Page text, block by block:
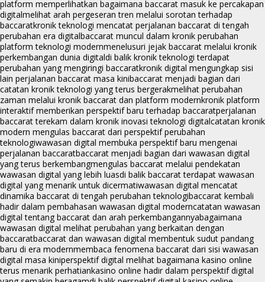
platform memperlihatkan bagaimana baccarat masuk ke percakapan
digitalmelihat arah pergeseran tren melalui sorotan terhadap
baccaratkronik teknologi mencatat perjalanan baccarat di tengah
perubahan era digitalbaccarat muncul dalam kronik perubahan
platform teknologi modernmenelusuri jejak baccarat melalui kronik
perkembangan dunia digitaldi balik kronik teknologi terdapat
perubahan yang mengiringi baccaratkronik digital mengungkap sisi
lain perjalanan baccarat masa kinibaccarat menjadi bagian dari
catatan kronik teknologi yang terus bergerakmelihat perubahan
zaman melalui kronik baccarat dan platform modernkronik platform
interaktif memberikan perspektif baru terhadap baccaratperjalanan
baccarat terekam dalam kronik inovasi teknologi digitalcatatan kronik
modern mengulas baccarat dari perspektif perubahan
teknologiwawasan digital membuka perspektif baru mengenai
perjalanan baccaratbaccarat menjadi bagian dari wawasan digital
yang terus berkembangmengulas baccarat melalui pendekatan
wawasan digital yang lebih luasdi balik baccarat terdapat wawasan
digital yang menarik untuk dicermatiwawasan digital mencatat
dinamika baccarat di tengah perubahan teknologibaccarat kembali
hadir dalam pembahasan wawasan digital moderncatatan wawasan
digital tentang baccarat dan arah perkembangannyabagaimana
wawasan digital melihat perubahan yang berkaitan dengan
baccaratbaccarat dan wawasan digital membentuk sudut pandang
baru di era modernmembaca fenomena baccarat dari sisi wawasan
digital masa kiniperspektif digital melihat bagaimana kasino online
terus menarik perhatiankasino online hadir dalam perspektif digital